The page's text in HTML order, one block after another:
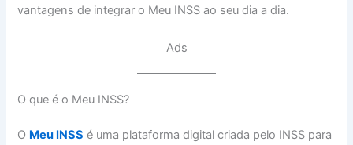
vantagens de integrar o Meu INSS ao seu dia a dia.
Ads
O que é o Meu INSS?
O Meu INSS é uma plataforma digital criada pelo INSS para